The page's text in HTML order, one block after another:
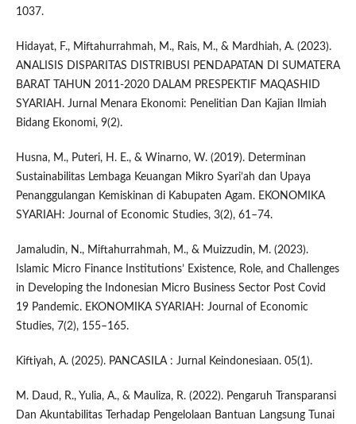
1037.
Hidayat, F., Miftahurrahmah, M., Rais, M., & Mardhiah, A. (2023).
ANALISIS DISPARITAS DISTRIBUSI PENDAPATAN DI SUMATERA
BARAT TAHUN 2011-2020 DALAM PRESPEKTIF MAQASHID
SYARIAH. Jurnal Menara Ekonomi: Penelitian Dan Kajian Ilmiah
Bidang Ekonomi, 9(2).
Husna, M., Puteri, H. E., & Winarno, W. (2019). Determinan
Sustainabilitas Lembaga Keuangan Mikro Syari’ah dan Upaya
Penanggulangan Kemiskinan di Kabupaten Agam. EKONOMIKA
SYARIAH: Journal of Economic Studies, 3(2), 61–74.
Jamaludin, N., Miftahurrahmah, M., & Muizzudin, M. (2023).
Islamic Micro Finance Institutions’ Existence, Role, and Challenges
in Developing the Indonesian Micro Business Sector Post Covid
19 Pandemic. EKONOMIKA SYARIAH: Journal of Economic
Studies, 7(2), 155–165.
Kiftiyah, A. (2025). PANCASILA : Jurnal Keindonesiaan. 05(1).
M. Daud, R., Yulia, A., & Mauliza, R. (2022). Pengaruh Transparansi
Dan Akuntabilitas Terhadap Pengelolaan Bantuan Langsung Tunai